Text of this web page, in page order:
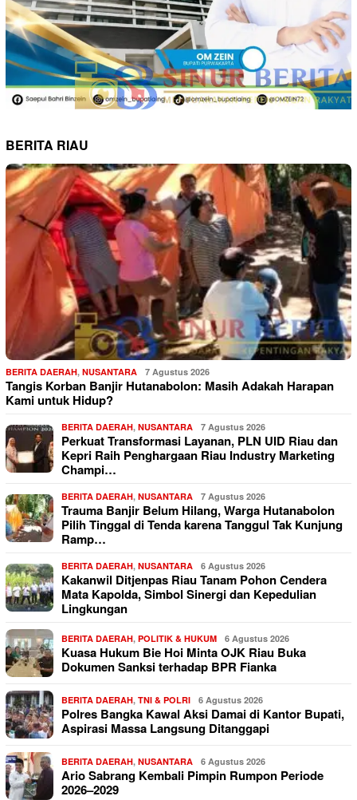
BERITA RIAU
BERITA DAERAH, NUSANTARA 7 Agustus 2026
Tangis Korban Banjir Hutanabolon: Masih Adakah Harapan
Kami untuk Hidup?
BERITA DAERAH, NUSANTARA 7 Agustus 2026
Perkuat Transformasi Layanan, PLN UID Riau dan
Kepri Raih Penghargaan Riau Industry Marketing
Champi…
BERITA DAERAH, NUSANTARA 7 Agustus 2026
Trauma Banjir Belum Hilang, Warga Hutanabolon
Pilih Tinggal di Tenda karena Tanggul Tak Kunjung
Ramp…
BERITA DAERAH, NUSANTARA 6 Agustus 2026
Kakanwil Ditjenpas Riau Tanam Pohon Cendera
Mata Kapolda, Simbol Sinergi dan Kepedulian
Lingkungan
BERITA DAERAH, POLITIK & HUKUM 6 Agustus 2026
Kuasa Hukum Bie Hoi Minta OJK Riau Buka
Dokumen Sanksi terhadap BPR Fianka
BERITA DAERAH, TNI & POLRI 6 Agustus 2026
Polres Bangka Kawal Aksi Damai di Kantor Bupati,
Aspirasi Massa Langsung Ditanggapi
BERITA DAERAH, NUSANTARA 6 Agustus 2026
Ario Sabrang Kembali Pimpin Rumpon Periode
2026–2029